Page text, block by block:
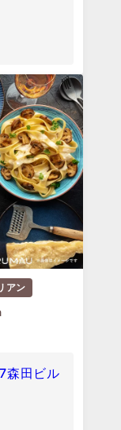
アン
森田ビル